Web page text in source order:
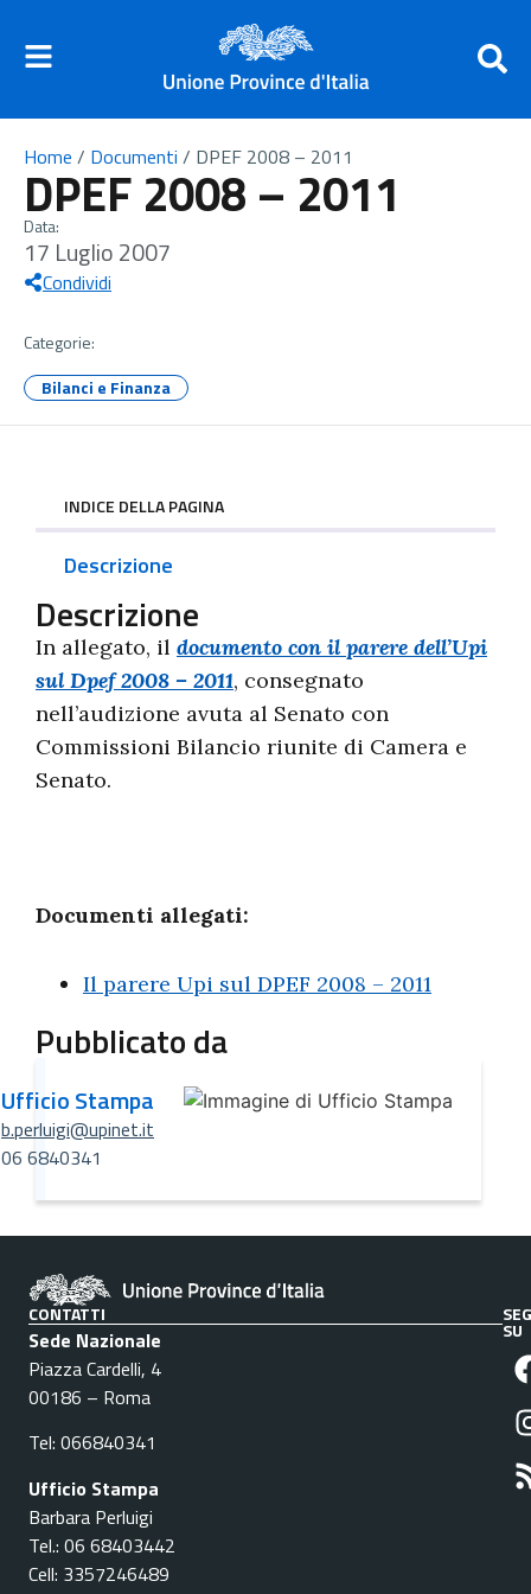
Home / Documenti / DPEF 2008 – 2011
DPEF 2008 – 2011
Data:
17 Luglio 2007
Condividi
Categorie:
Bilanci e Finanza
INDICE DELLA PAGINA
Descrizione
Descrizione
In allegato, il documento con il parere dell’Upi
sul Dpef 2008 – 2011, consegnato
nell’audizione avuta al Senato con
Commissioni Bilancio riunite di Camera e
Senato.
Documenti allegati:
Il parere Upi sul DPEF 2008 – 2011
Pubblicato da
Ufficio Stampa
b.perluigi@upinet.it
06 6840341
CONTATTI
Sede Nazionale
Piazza Cardelli, 4
00186 – Roma
Tel: 066840341
Ufficio Stampa
Barbara Perluigi
Tel.: 06 68403442
Cell: 3357246489
SU